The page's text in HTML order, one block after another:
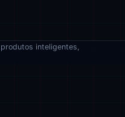
inteligentes,